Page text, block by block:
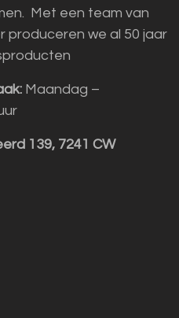
Met een team van
produceren we al 50 jaar
Maandag –
139, 7241 CW